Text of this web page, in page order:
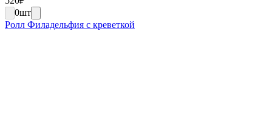
0шт
Ролл Филадельфия с креветкой